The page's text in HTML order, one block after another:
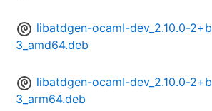
libatdgen-ocaml-dev_2.10.0-2+b
3_amd64.deb
libatdgen-ocaml-dev_2.10.0-2+b
3_arm64.deb